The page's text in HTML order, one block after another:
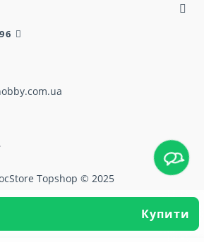
Купити
Topshop © 2025